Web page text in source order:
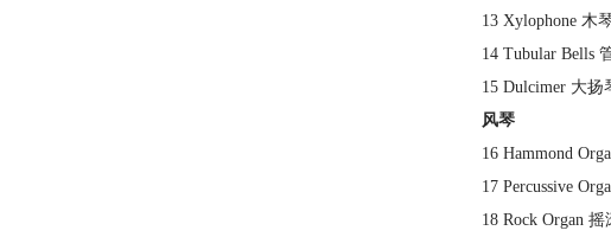
13 Xylophone 木
14 Tubular Bells
15 Dulcimer 大扬
风琴
16 Hammond
17 Percussive
18 Rock Organ 摇